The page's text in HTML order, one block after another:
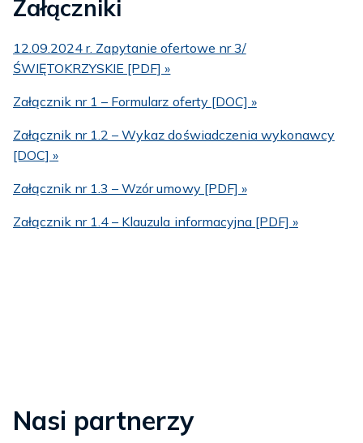
Załączniki
12.09.2024 r. Zapytanie ofertowe nr 3/
ŚWIĘTOKRZYSKIE [PDF] »
Załącznik nr 1 – Formularz oferty [DOC] »
Załącznik nr 1.2 – Wykaz doświadczenia wykonawcy
[DOC] »
Załącznik nr 1.3 – Wzór umowy [PDF] »
Załącznik nr 1.4 – Klauzula informacyjna [PDF] »
Nasi partnerzy